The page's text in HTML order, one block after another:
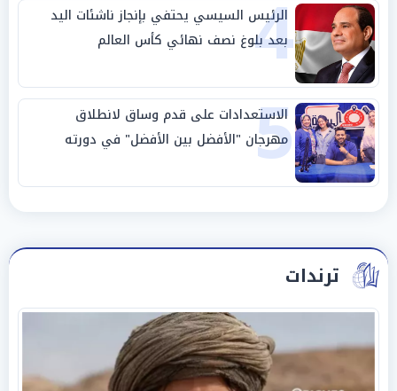
4
الرئيس السيسي يحتفي بإنجاز ناشئات اليد
بعد بلوغ نصف نهائي كأس العالم
5
الاستعدادات على قدم وساق لانطلاق
مهرجان "الأفضل بين الأفضل" في دورته
الخامسة
ترندات